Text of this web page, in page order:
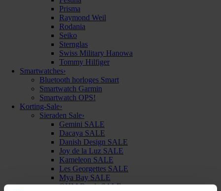
Prisma
Raymond Weil
Rodania
Seiko
Sternglas
Swiss Military Hanowa
Tommy Hilfiger
Smartwatches›
Bluetooth horloges Smart
Smartwatch Garmin
Smartwatch OPS!
Korting-Sale›
Sieraden Sale›
Gemini SALE
Dacaya SALE
Danish Design SALE
Joy de la Luz SALE
Kameleon SALE
Les Georgettes SALE
Mya Bay SALE
OHM Beads SALE